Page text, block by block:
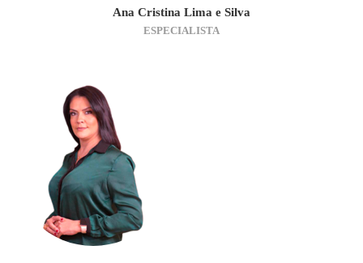
Ana Cristina Lima e Silva
ESPECIALISTA